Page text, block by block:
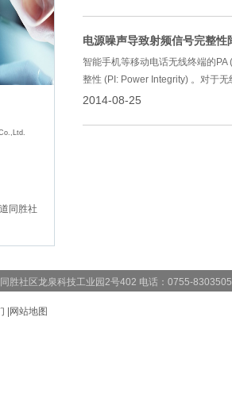
同胜社
电源噪声导致射频信号完整性
智能手机等移动电话无线终端的
整性 (PI: Power Integrity) 。对于
2014-08-25
胜社区龙泉科技工业园2号402 电话：0755-
网站地图